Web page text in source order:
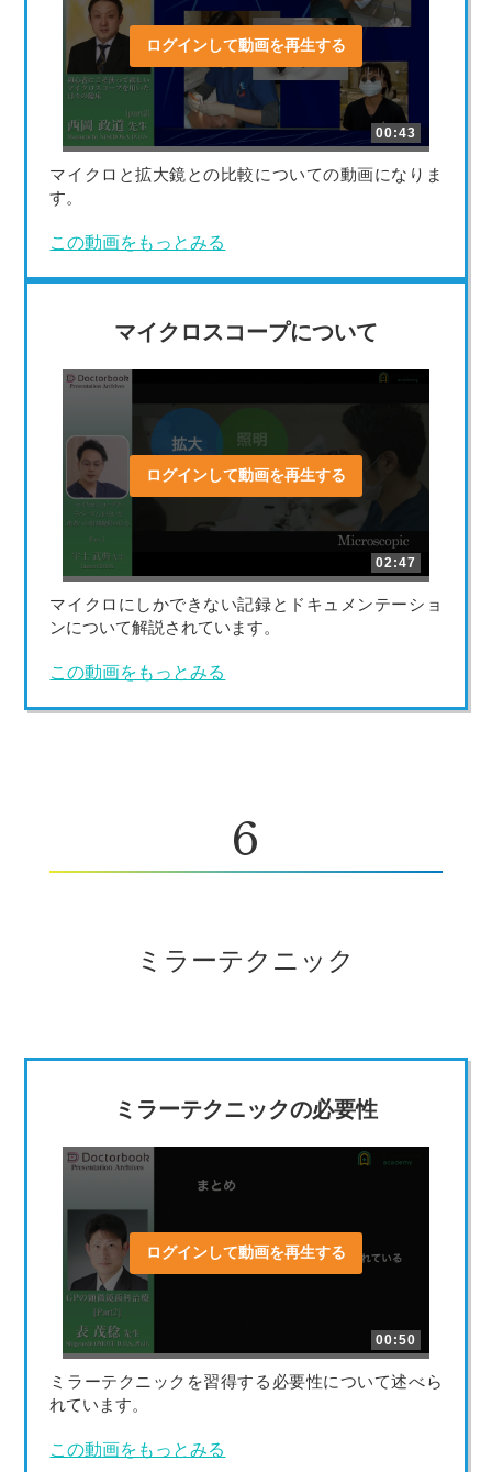
ログインして動画を再生する
00:43
マイクロと拡大鏡との比較についての動画になりま
す。
この動画をもっとみる
マイクロスコープについて
ログインして動画を再生する
02:47
マイクロにしかできない記録とドキュメンテーショ
ンについて解説されています。
この動画をもっとみる
6
ミラーテクニック
ミラーテクニックの必要性
ログインして動画を再生する
00:50
ミラーテクニックを習得する必要性について述べら
れています。
この動画をもっとみる